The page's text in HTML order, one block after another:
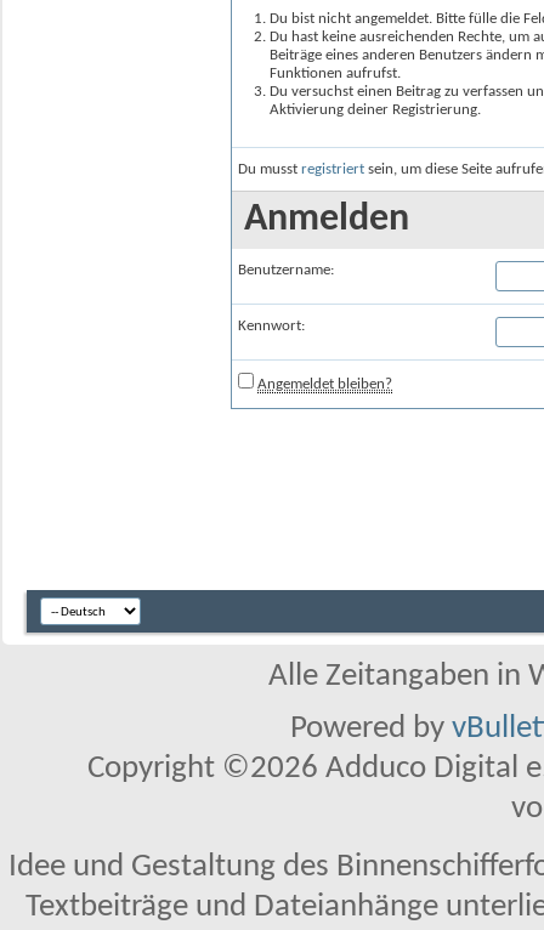
Du bist nicht angemeldet. Bitte fülle die
Du hast keine ausreichenden Rechte, um
Beiträge eines anderen Benutzers
Funktionen aufrufst.
Du versuchst einen Beitrag zu verfassen
Aktivierung deiner Registrierung.
Du musst registriert sein, um diese Seite
Anmelden
Benutzername:
Kennwort:
Angemeldet bleiben?
Alle Zeitangaben in
Powered by
Copyright ©2026 Adduco Digital
Idee und Gestaltung des
Textbeiträge und Dateianhänge